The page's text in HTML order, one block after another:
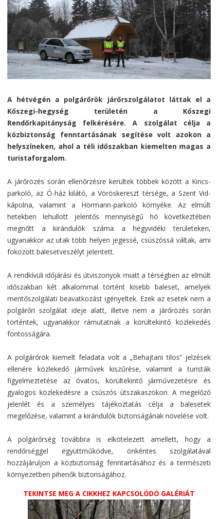
A hétvégén a polgárőrök járőrszolgálatot láttak el a
Kőszegi-hegység területén a Kőszegi
Rendőrkapitányság felkérésére. A szolgálat célja a
közbiztonság fenntartásának segítése volt azokon a
helyszíneken, ahol a téli időszakban kiemelten magas a
turistaforgalom.
A járőrözés során ellenőrzésre kerültek többek között a Kincs-
parkoló, az Ó-ház kilátó, a Vöröskereszt térsége, a Szent Vid-
kápolna, valamint a Hörmann-parkoló környéke. Az elmúlt
hetekben lehullott jelentős mennyiségű hó következtében
megnőtt a kirándulók száma a hegyvidéki területeken,
ugyanakkor az utak több helyen jegessé, csúszóssá váltak, ami
fokozott balesetveszélyt jelentett.
A rendkívüli időjárási és útviszonyok miatt a térségben az elmúlt
időszakban két alkalommal történt kisebb baleset, amelyek
mentőszolgálati beavatkozást igényeltek. Ezek az esetek nem a
polgárőri szolgálat ideje alatt, illetve nem a járőrözés során
történtek, ugyanakkor rámutatnak a körültekintő közlekedés
fontosságára.
A polgárőrök kiemelt feladata volt a „Behajtani tilos” jelzések
ellenére közlekedő járművek kiszűrése, valamint a turisták
figyelmeztetése az óvatos, körültekintő járművezetésre és
gyalogos közlekedésre a csúszós útszakaszokon. A megelőző
jelenlét és a személyes tájékoztatás célja a balesetek
megelőzése, valamint a kirándulók biztonságának növelése volt.
A polgárőrség továbbra is elkötelezett amellett, hogy a
rendőrséggel együttműködve, önkéntes szolgálatával
hozzájáruljon a közbiztonság fenntartásához és a természeti
környezetben pihenők biztonságához.
TEKINTSE MEG A CIKKHEZ KAPCSOLÓDÓ GALÉRIÁT